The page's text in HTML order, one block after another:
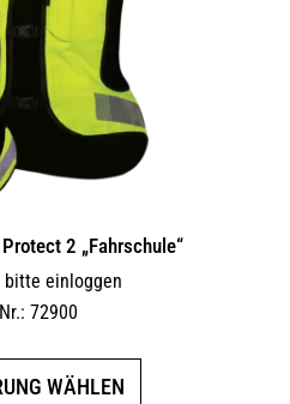
2 „Fahrschule“
bitte einloggen
72900
WÄHLEN